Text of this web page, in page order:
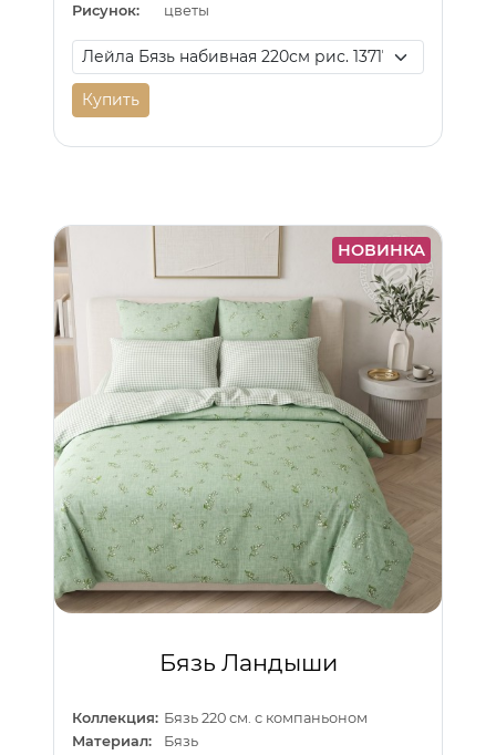
Рисунок:
цветы
Купить
НОВИНКА
Бязь Ландыши
Коллекция: Бязь 220 см. с компаньоном
Материал:
Бязь